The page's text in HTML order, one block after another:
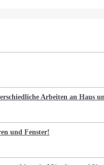
Arbeiten an Haus
und Fenster!